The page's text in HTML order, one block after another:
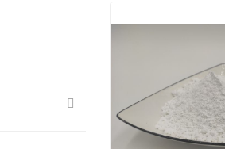
Liên hệ ngay